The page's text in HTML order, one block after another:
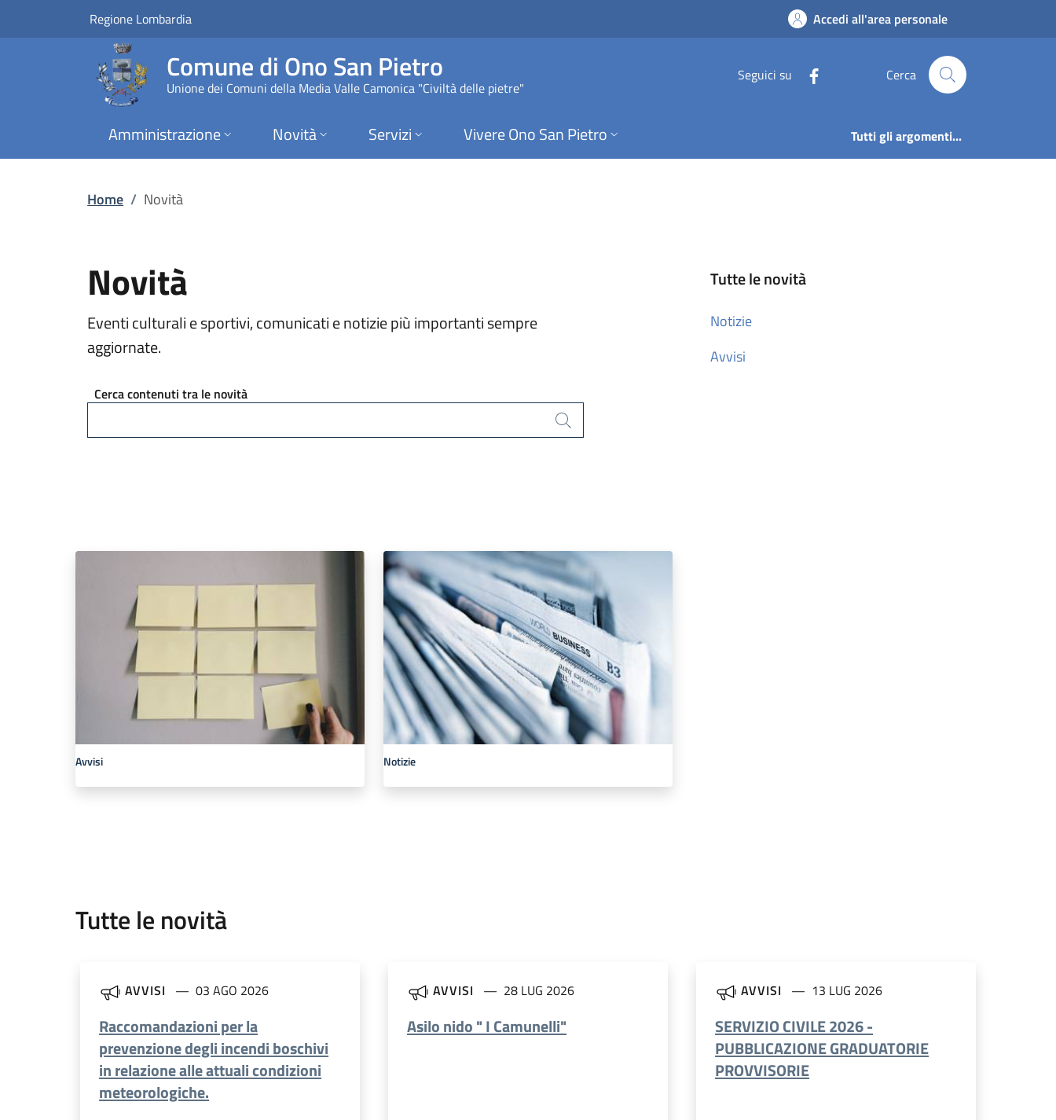
Vai al contenuto principale
Novità | Comune di Ono San Pietro
Regione Lombardia Accedi all'area personale
Comune di Ono San Pietro
Unione dei Comuni della Media Valle Camonica "Civiltà delle pietre"
Seguici su Cerca
Amministrazione Novità Servizi Vivere Ono San Pietro Tutti gli argomenti...
Home / Novità
Novità
Eventi culturali e sportivi, comunicati e notizie più importanti sempre
aggiornate.
Cerca contenuti tra le novità
Cerca
Tutte le novità
Notizie
Avvisi
Avvisi Notizie
Tutte le novità
AVVISI 03 AGO 2026
Raccomandazioni per la
prevenzione degli incendi boschivi
in relazione alle attuali condizioni
meteorologiche.
AVVISI 28 LUG 2026
Asilo nido " I Camunelli"
AVVISI 13 LUG 2026
SERVIZIO CIVILE 2026 -
PUBBLICAZIONE GRADUATORIE
PROVVISORIE